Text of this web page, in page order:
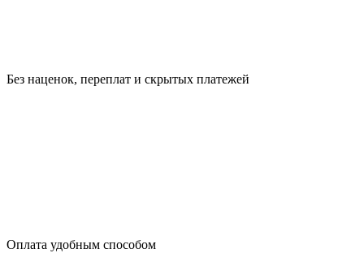
Без наценок, переплат и скрытых платежей
Оплата удобным способом